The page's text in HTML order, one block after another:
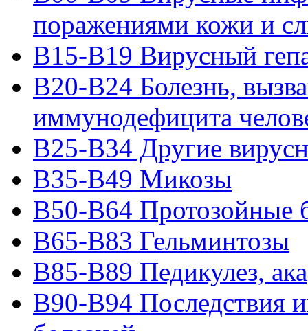
поражениями кожи и
B15-B19 Вирусный
B20-B24 Болезнь,
иммунодефицита
B25-B34 Другие
B35-B49 Микозы
B50-B64 Протозойные
B65-B83 Гельминтозы
B85-B89 Педикулез,
B90-B94 Последствия